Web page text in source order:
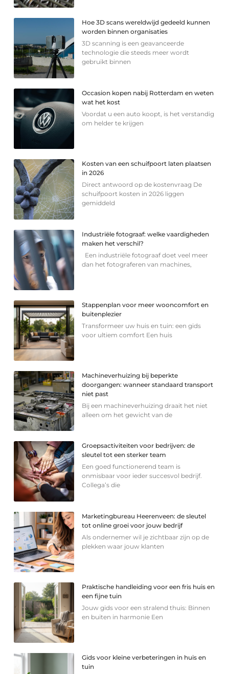
Hoe 3D scans wereldwijd gedeeld kunnen
worden binnen organisaties
3D scanning is een geavanceerde
technologie die steeds meer wordt
gebruikt binnen
Occasion kopen nabij Rotterdam en weten
wat het kost
Voordat u een auto koopt, is het verstandig
om helder te krijgen
Kosten van een schuifpoort laten plaatsen
in 2026
Direct antwoord op de kostenvraag De
schuifpoort kosten in 2026 liggen
gemiddeld
Industriële fotograaf: welke vaardigheden
maken het verschil?
Een industriële fotograaf doet veel meer
dan het fotograferen van machines,
Stappenplan voor meer wooncomfort en
buitenplezier
Transformeer uw huis en tuin: een gids
voor ultiem comfort Een huis
Machineverhuizing bij beperkte
doorgangen: wanneer standaard transport
niet past
Bij een machineverhuizing draait het niet
alleen om het gewicht van de
Groepsactiviteiten voor bedrijven: de
sleutel tot een sterker team
Een goed functionerend team is
onmisbaar voor ieder succesvol bedrijf.
Collega’s die
Marketingbureau Heerenveen: de sleutel
tot online groei voor jouw bedrijf
Als ondernemer wil je zichtbaar zijn op de
plekken waar jouw klanten
Praktische handleiding voor een fris huis en
een fijne tuin
Jouw gids voor een stralend thuis: Binnen
en buiten in harmonie Een
Gids voor kleine verbeteringen in huis en
tuin